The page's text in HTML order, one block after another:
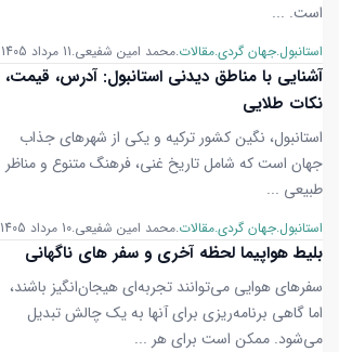
است. ...
استانبول جهان گردیمقالات محمد امین شفیعی 11 مرداد 1405
آشنایی با مناطق دیدنی استانبول: آدرس، قیمت،
نکات طلایی
استانبول، نگین کشور ترکیه و یکی از شهرهای جذاب
جهان است که شامل تاریخ غنی، فرهنگ متنوع و مناظر
طبیعی ...
استانبول جهان گردیمقالات محمد امین شفیعی 10 مرداد 1405
بلیط هواپیما لحظه آخری و سفر های ناگهانی
سفرهای هوایی می‌توانند تجربه‌ای هیجان‌انگیز باشند،
اما گاهی برنامه‌ریزی برای آنها به یک چالش تبدیل
می‌شود. ممکن است برای هر ...